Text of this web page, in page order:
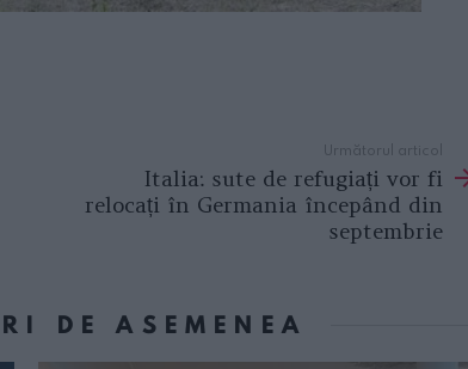
Următorul articol
Italia: sute de refugiați vor fi
relocați în Germania începând din
septembrie
DE ASEMENEA